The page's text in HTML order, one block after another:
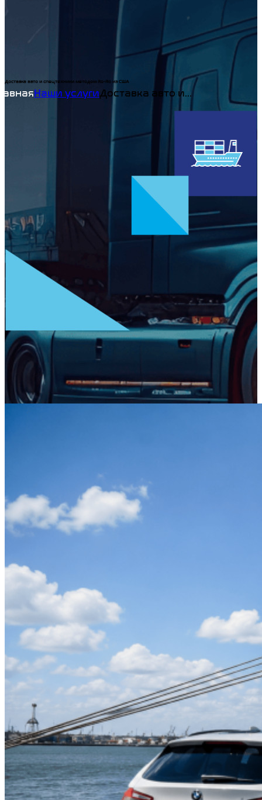
Доставка авто и спецтехники методом Ro-Ro из США
HomeНаши услугиДоставка авто и...